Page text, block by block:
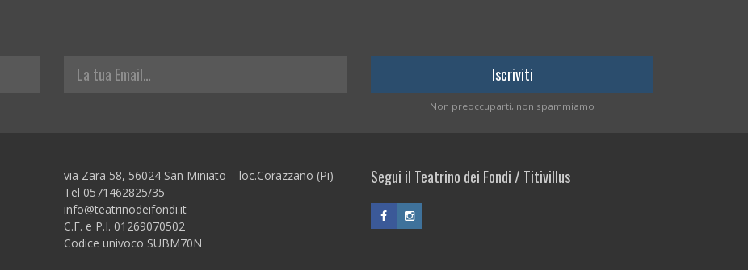
Non preoccuparti, non spammiamo
via Zara 58, 56024 San Miniato – loc.Corazzano (Pi)
Tel 0571462825/35
info@teatrinodeifondi.it
C.F. e P.I. 01269070502
Codice univoco SUBM70N
Segui il Teatrino dei Fondi / Titivillus